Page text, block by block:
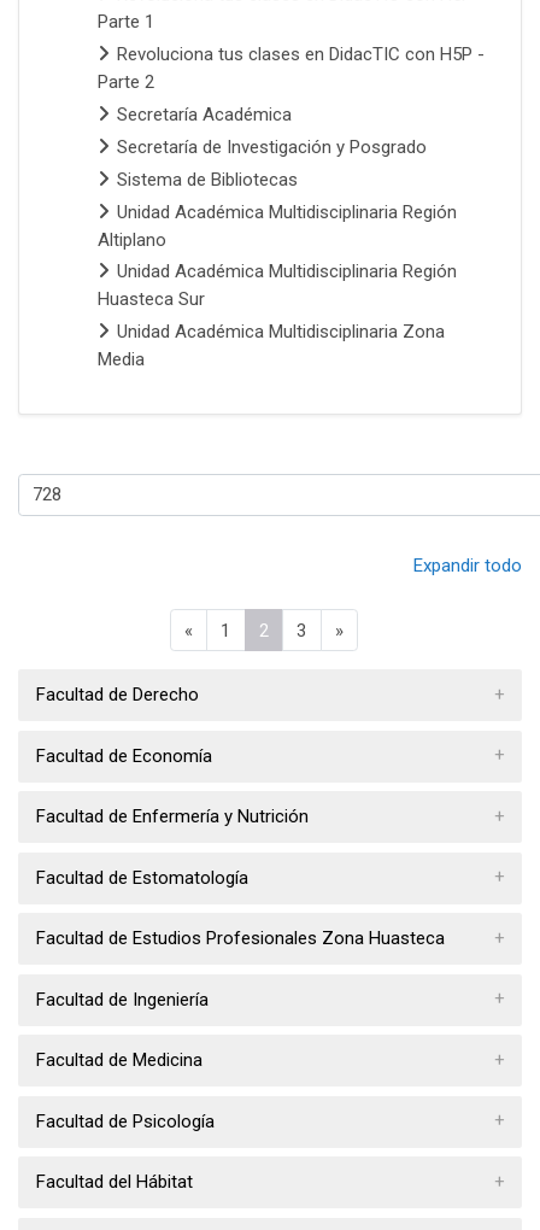
Categorías
Expandir todo
«Página anterior
1 Página 1
2Página 2
3 Página 3
»Página siguiente
Facultad de Derecho
Facultad de Economía
Facultad de Enfermería y Nutrición
Facultad de Estomatología
Facultad de Estudios Profesionales Zona Huasteca
Facultad de Ingeniería
Facultad de Medicina
Facultad de Psicología
Facultad del Hábitat
Parte 1
Revoluciona tus clases en DidacTIC con H5P -
Parte 2
Secretaría Académica
Secretaría de Investigación y Posgrado
Sistema de Bibliotecas
Unidad Académica Multidisciplinaria Región
Altiplano
Unidad Académica Multidisciplinaria Región
Huasteca Sur
Unidad Académica Multidisciplinaria Zona
Media